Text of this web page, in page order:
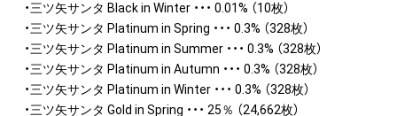
・三ツ矢サンタ Black in Winter ・・・ 0.01% （10枚）
・三ツ矢サンタ Platinum in Spring ・・・ 0.3% （328枚）
・三ツ矢サンタ Platinum in Summer ・・・ 0.3% （328枚）
・三ツ矢サンタ Platinum in Autumn ・・・ 0.3% （328枚）
・三ツ矢サンタ Platinum in Winter ・・・ 0.3% （328枚）
・三ツ矢サンタ Gold in Spring ・・・ 25％ （24,662枚）